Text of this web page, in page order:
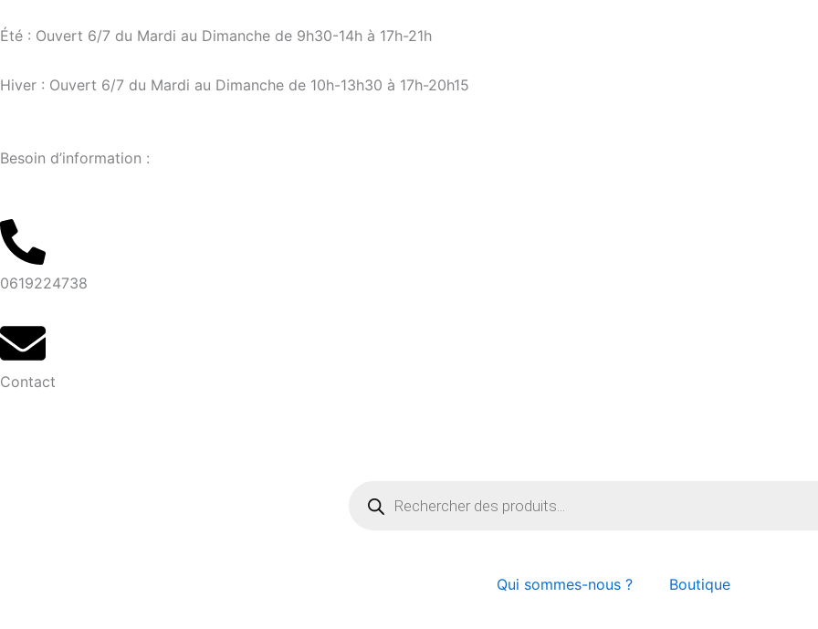
au
Été : Ouvert 6/7 du Mardi au Dimanche de 9h30-14h à 17h-21h
Hiver : Ouvert 6/7 du Mardi au Dimanche de 10h-13h30 à 17h-20h15
Besoin d’information :
0619224738
Contact
produits
Qui sommes-nous ? Boutique